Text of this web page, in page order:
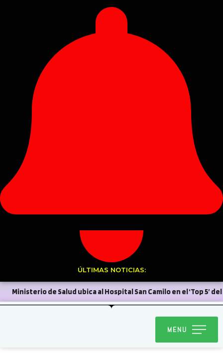
ÚLTIMAS NOTICIAS:
Ministerio de Salud ubica al Hospital San Camilo en el ‘Top 5’ del
Stardance del Liceo Corina Urbina
clasifica al Latinoamericano de Dance World Cup en Argentina
MENU